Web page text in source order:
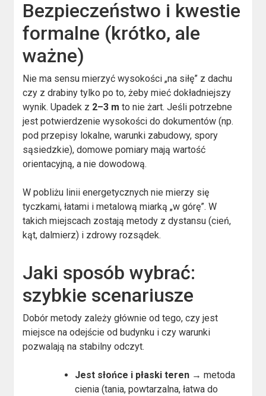
Bezpieczeństwo i kwestie
formalne (krótko, ale
ważne)
Nie ma sensu mierzyć wysokości „na siłę” z dachu
czy z drabiny tylko po to, żeby mieć dokładniejszy
wynik. Upadek z 2–3 m to nie żart. Jeśli potrzebne
jest potwierdzenie wysokości do dokumentów (np.
pod przepisy lokalne, warunki zabudowy, spory
sąsiedzkie), domowe pomiary mają wartość
orientacyjną, a nie dowodową.
W pobliżu linii energetycznych nie mierzy się
tyczkami, łatami i metalową miarką „w górę”. W
takich miejscach zostają metody z dystansu (cień,
kąt, dalmierz) i zdrowy rozsądek.
Jaki sposób wybrać:
szybkie scenariusze
Dobór metody zależy głównie od tego, czy jest
miejsce na odejście od budynku i czy warunki
pozwalają na stabilny odczyt.
Jest słońce i płaski teren → metoda
cienia (tania, powtarzalna, łatwa do